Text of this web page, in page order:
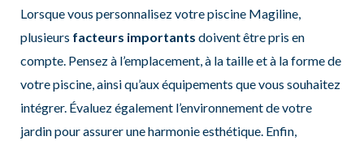
Lorsque vous personnalisez votre piscine Magiline,
plusieurs facteurs importants doivent être pris en
compte. Pensez à l’emplacement, à la taille et à la forme de
votre piscine, ainsi qu’aux équipements que vous souhaitez
intégrer. Évaluez également l’environnement de votre
jardin pour assurer une harmonie esthétique. Enfin,